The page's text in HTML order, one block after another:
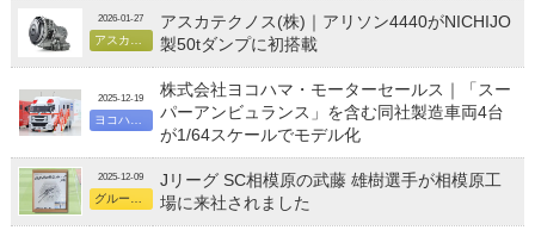
2026-01-27
アスカテクノス
アスカテクノス(株)｜アリソン4440がNICHIJO
製50tダンプに初搭載
2025-12-19
ヨコハマ・モーターセールス
株式会社ヨコハマ・モーターセールス｜「スー
パーアンビュランス」を含む同社製造車両4台
が1/64スケールでモデル化
2025-12-09
グループ総合
Jリーグ SC相模原の武藤 雄樹選手が相模原工
場に来社されました